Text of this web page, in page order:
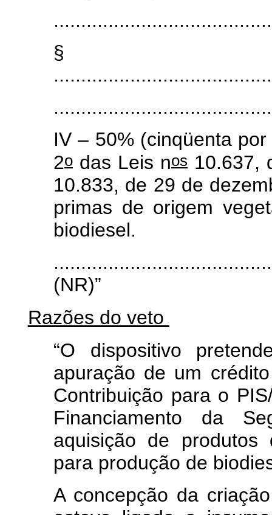
§
IV – 50% (cinqüenta
2o das Leis nos 10.637,
10.833, de 29 de
primas de origem
biodiesel.
(NR)”
Razões do veto
“O dispositivo
apuração de um
Contribuição para o
Financiamento da
aquisição de
para produção de
A concepção da